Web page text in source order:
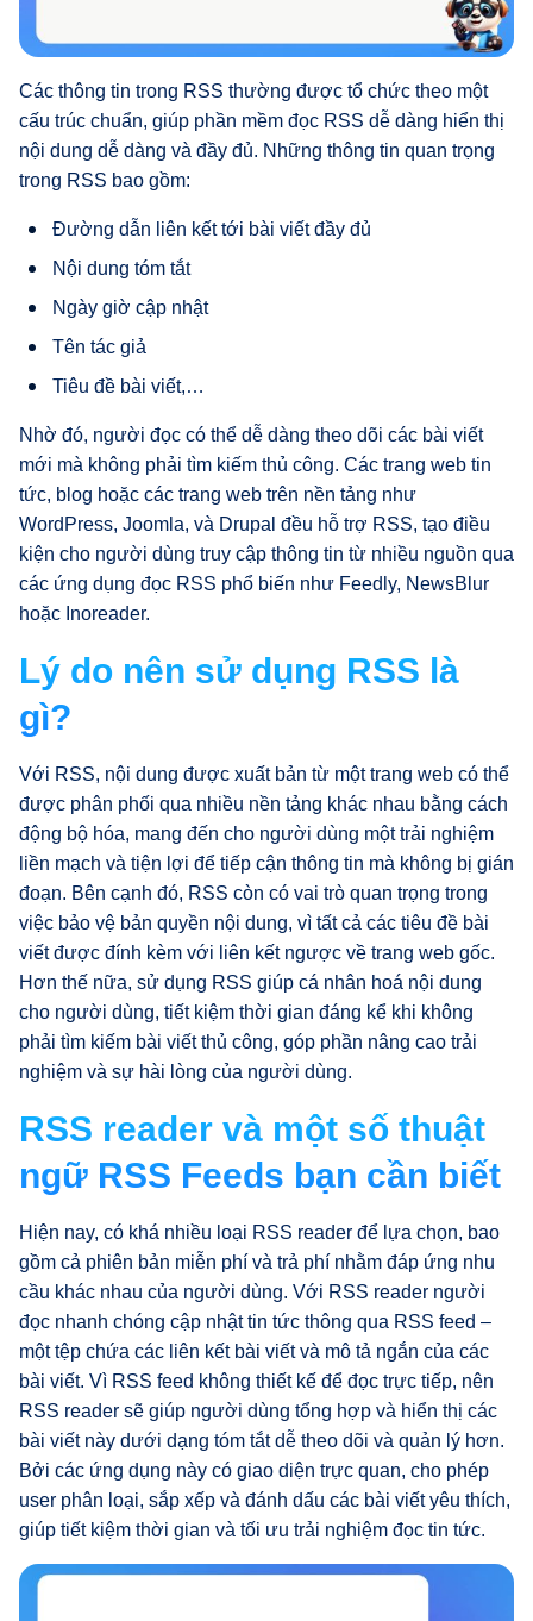
Các thông tin trong RSS thường được tổ chức theo một
cấu trúc chuẩn, giúp phần mềm đọc RSS dễ dàng hiển thị
nội dung dễ dàng và đầy đủ. Những thông tin quan trọng
trong RSS bao gồm:
Đường dẫn liên kết tới bài viết đầy đủ
Nội dung tóm tắt
Ngày giờ cập nhật
Tên tác giả
Tiêu đề bài viết,…
Nhờ đó, người đọc có thể dễ dàng theo dõi các bài viết
mới mà không phải tìm kiếm thủ công. Các trang web tin
tức, blog hoặc các trang web trên nền tảng như
WordPress, Joomla, và Drupal đều hỗ trợ RSS, tạo điều
kiện cho người dùng truy cập thông tin từ nhiều nguồn qua
các ứng dụng đọc RSS phổ biến như Feedly, NewsBlur
hoặc Inoreader.
Lý do nên sử dụng RSS là
gì?
Với RSS, nội dung được xuất bản từ một trang web có thể
được phân phối qua nhiều nền tảng khác nhau bằng cách
động bộ hóa, mang đến cho người dùng một trải nghiệm
liền mạch và tiện lợi để tiếp cận thông tin mà không bị gián
đoạn. Bên cạnh đó, RSS còn có vai trò quan trọng trong
việc bảo vệ bản quyền nội dung, vì tất cả các tiêu đề bài
viết được đính kèm với liên kết ngược về trang web gốc.
Hơn thế nữa, sử dụng RSS giúp cá nhân hoá nội dung
cho người dùng, tiết kiệm thời gian đáng kể khi không
phải tìm kiếm bài viết thủ công, góp phần nâng cao trải
nghiệm và sự hài lòng của người dùng.
RSS reader và một số thuật
ngữ RSS Feeds bạn cần biết
Hiện nay, có khá nhiều loại RSS reader để lựa chọn, bao
gồm cả phiên bản miễn phí và trả phí nhằm đáp ứng nhu
cầu khác nhau của người dùng. Với RSS reader người
đọc nhanh chóng cập nhật tin tức thông qua RSS feed –
một tệp chứa các liên kết bài viết và mô tả ngắn của các
bài viết. Vì RSS feed không thiết kế để đọc trực tiếp, nên
RSS reader sẽ giúp người dùng tổng hợp và hiển thị các
bài viết này dưới dạng tóm tắt dễ theo dõi và quản lý hơn.
Bởi các ứng dụng này có giao diện trực quan, cho phép
user phân loại, sắp xếp và đánh dấu các bài viết yêu thích,
giúp tiết kiệm thời gian và tối ưu trải nghiệm đọc tin tức.